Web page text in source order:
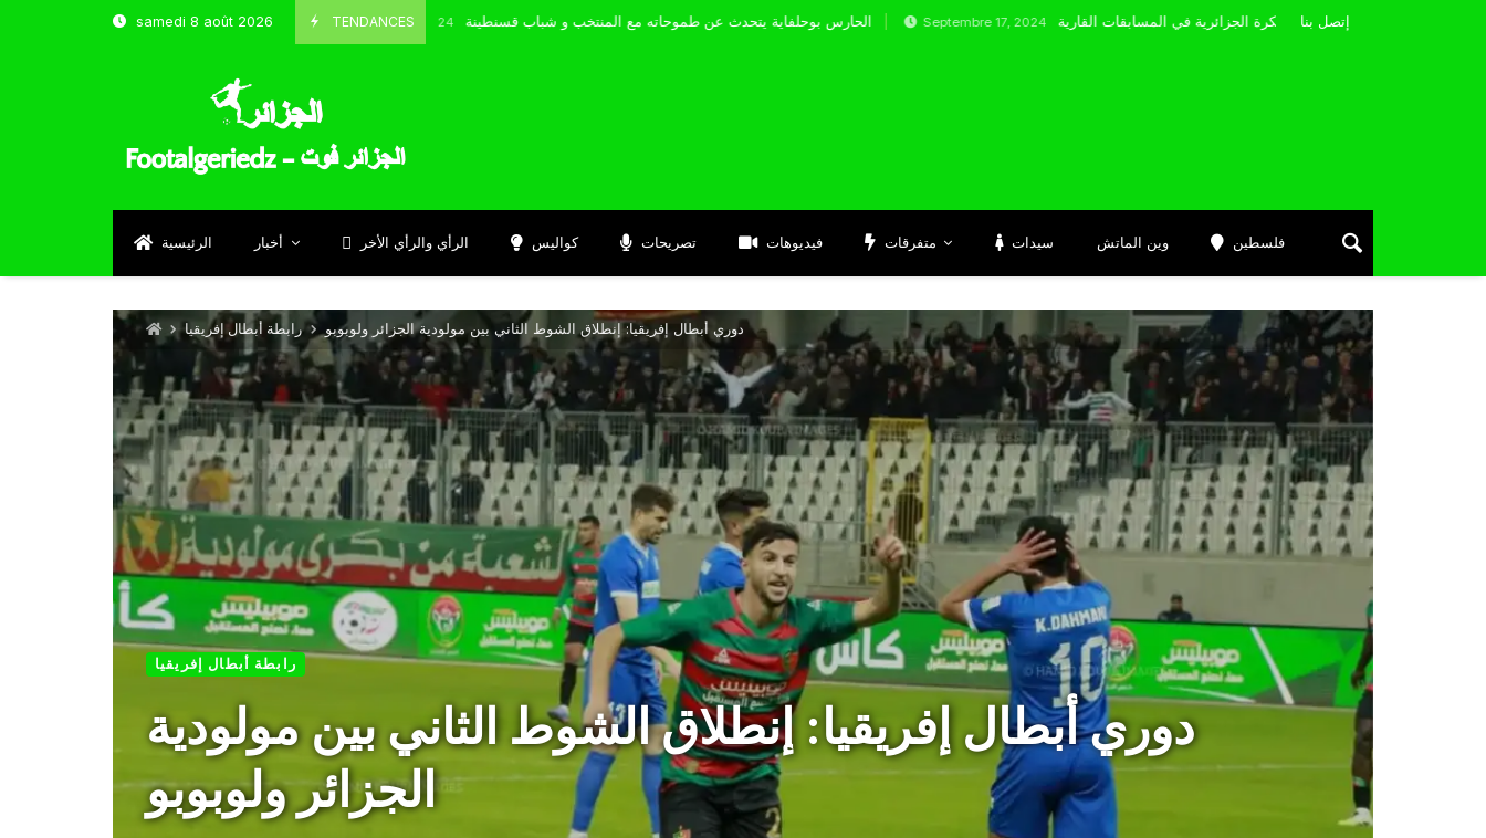
samedi 8 août 2026 TENDANCES
Octobre 8, 2024 الحارس بوحلفاية يتحدث عن طموحاته مع المنتخب و شباب قسنطينة Septembre 17, 2024 إتصل بنا
الرئيسية أخبار الرأي والرأي الأخر كواليس تصريحات فيديوهات متفرقات سيدات وين الماتش فلسطين
رابطة أبطال إفريقيا دوري أبطال إفريقيا: إنطلاق الشوط الثاني بين مولودية الجزائر ولوبوبو
رابطة أبطال إفريقيا
دوري أبطال إفريقيا: إنطلاق الشوط الثاني بين مولودية
الجزائر ولوبوبو